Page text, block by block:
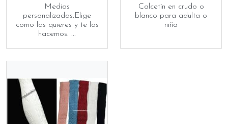
Medias
personalizadas.Elige
como las quieres y te las
hacemos. ...
Calcetín en crudo o
blanco para adulta o
niña